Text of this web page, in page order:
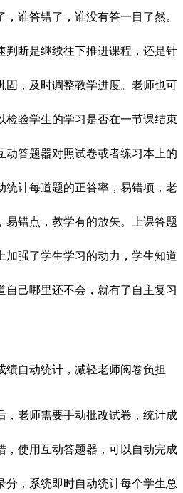
谁答错了，谁没有答一目了然。
判断是继续往下推进课程，还是针
固，及时调整教学进度。老师也可
检验学生的学习是否在一节课结束
动答题器对照试卷或者练习本上的
统计每道题的正答率，易错项，老
易错点，教学有的放矢。上课答题
加强了学生学习的动力，学生知道
自己哪里还不会，就有了自主复习
绩自动统计，减轻老师阅卷负担
老师需要手动批改试卷，统计成
，使用互动答题器，可以自动完成
分，系统即时自动统计每个学生总